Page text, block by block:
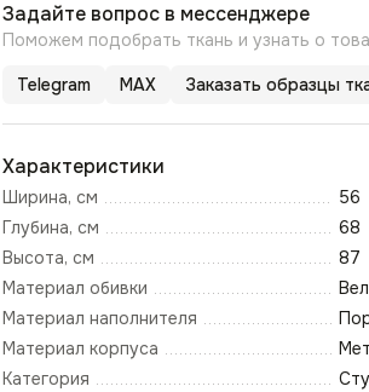
Задайте вопрос в мессенджере
Поможем подобрать ткань и узнать о
Telegram MAX Заказать образцы
Характеристики
Ширина, см
56
Глубина, см
68
Высота, см
87
Материал обивки
Материал наполнителя
Материал корпуса
Категория